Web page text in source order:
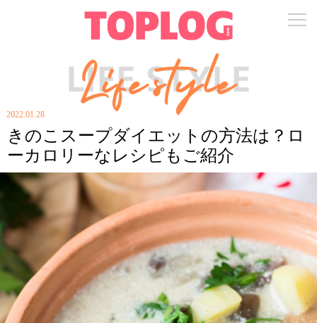
2022.01.28
きのこスープダイエットの方法は？ロ
ーカロリーなレシピもご紹介